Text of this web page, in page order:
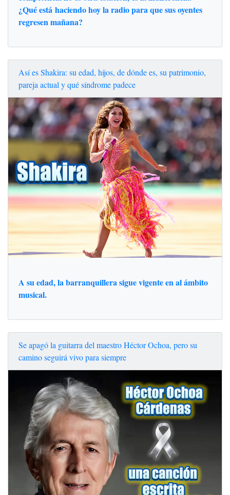
¿Qué está haciendo hoy la radio para que sus oyentes
regresen mañana?
Así es Shakira: su edad, hijos, de dónde es, su patrimonio,
pareja actual y qué síndrome padece
A su edad, la barranquillera sigue vigente en al ámbito
musical.
Se apagó la guitarra del maestro Héctor Ochoa, pero su
camino seguirá vivo para siempre